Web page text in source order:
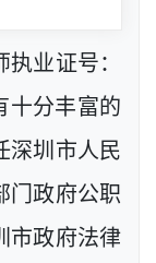
业证号：
十分丰富的
深圳市人民
门政府公职
市政府法律